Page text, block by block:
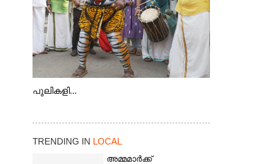
പുലികളി...
TRENDING IN LOCAL
അമ്മമാർക്ക്